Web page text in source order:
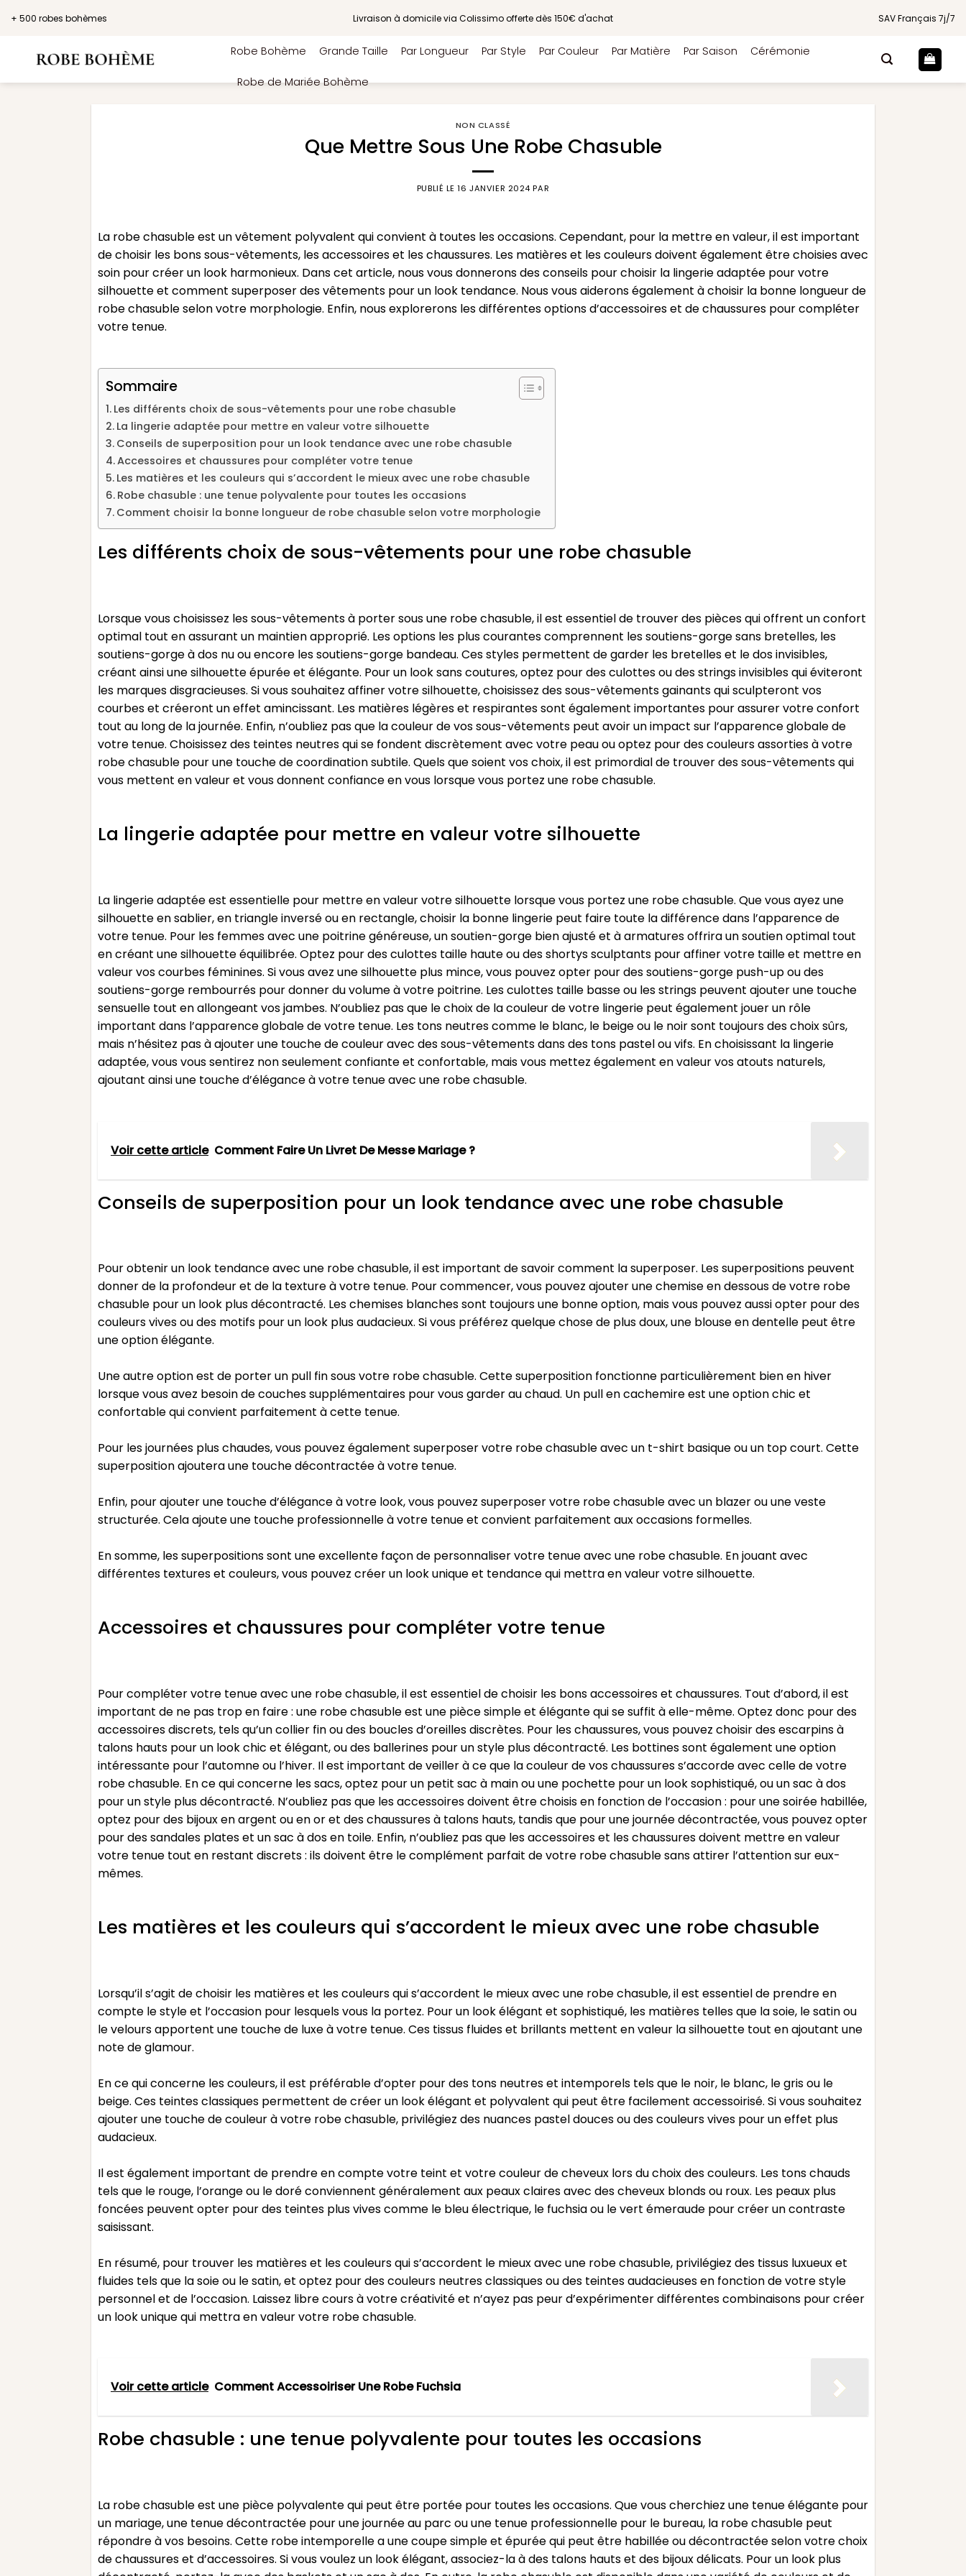
+ 500 robes bohèmes Livraison à domicile via Colissimo offerte dès 150€ d'achat SAV Français 7j/7
Robe Bohème Grande Taille Par Longueur Par Style Par Couleur Par Matière Par Saison Cérémonie
Robe de Mariée Bohème
NON CLASSÉ
Que Mettre Sous Une Robe Chasuble
PUBLIÉ LE16 JANVIER 2024 PAR
La robe chasuble est un vêtement polyvalent qui convient à toutes les occasions. Cependant, pour la mettre en valeur, il est important
de choisir les bons sous-vêtements, les accessoires et les chaussures. Les matières et les couleurs doivent également être choisies avec
soin pour créer un look harmonieux. Dans cet article, nous vous donnerons des conseils pour choisir la lingerie adaptée pour votre
silhouette et comment superposer des vêtements pour un look tendance. Nous vous aiderons également à choisir la bonne longueur de
robe chasuble selon votre morphologie. Enfin, nous explorerons les différentes options d’accessoires et de chaussures pour compléter
votre tenue.
Sommaire
Les différents choix de sous-vêtements pour une robe chasuble
La lingerie adaptée pour mettre en valeur votre silhouette
Conseils de superposition pour un look tendance avec une robe chasuble
Accessoires et chaussures pour compléter votre tenue
Les matières et les couleurs qui s’accordent le mieux avec une robe chasuble
Robe chasuble : une tenue polyvalente pour toutes les occasions
Comment choisir la bonne longueur de robe chasuble selon votre morphologie
Les différents choix de sous-vêtements pour une robe chasuble
Lorsque vous choisissez les sous-vêtements à porter sous une robe chasuble, il est essentiel de trouver des pièces qui offrent un confort
optimal tout en assurant un maintien approprié. Les options les plus courantes comprennent les soutiens-gorge sans bretelles, les
soutiens-gorge à dos nu ou encore les soutiens-gorge bandeau. Ces styles permettent de garder les bretelles et le dos invisibles,
créant ainsi une silhouette épurée et élégante. Pour un look sans coutures, optez pour des culottes ou des strings invisibles qui éviteront
les marques disgracieuses. Si vous souhaitez affiner votre silhouette, choisissez des sous-vêtements gainants qui sculpteront vos
courbes et créeront un effet amincissant. Les matières légères et respirantes sont également importantes pour assurer votre confort
tout au long de la journée. Enfin, n’oubliez pas que la couleur de vos sous-vêtements peut avoir un impact sur l’apparence globale de
votre tenue. Choisissez des teintes neutres qui se fondent discrètement avec votre peau ou optez pour des couleurs assorties à votre
robe chasuble pour une touche de coordination subtile. Quels que soient vos choix, il est primordial de trouver des sous-vêtements qui
vous mettent en valeur et vous donnent confiance en vous lorsque vous portez une robe chasuble.
La lingerie adaptée pour mettre en valeur votre silhouette
La lingerie adaptée est essentielle pour mettre en valeur votre silhouette lorsque vous portez une robe chasuble. Que vous ayez une
silhouette en sablier, en triangle inversé ou en rectangle, choisir la bonne lingerie peut faire toute la différence dans l’apparence de
votre tenue. Pour les femmes avec une poitrine généreuse, un soutien-gorge bien ajusté et à armatures offrira un soutien optimal tout
en créant une silhouette équilibrée. Optez pour des culottes taille haute ou des shortys sculptants pour affiner votre taille et mettre en
valeur vos courbes féminines. Si vous avez une silhouette plus mince, vous pouvez opter pour des soutiens-gorge push-up ou des
soutiens-gorge rembourrés pour donner du volume à votre poitrine. Les culottes taille basse ou les strings peuvent ajouter une touche
sensuelle tout en allongeant vos jambes. N’oubliez pas que le choix de la couleur de votre lingerie peut également jouer un rôle
important dans l’apparence globale de votre tenue. Les tons neutres comme le blanc, le beige ou le noir sont toujours des choix sûrs,
mais n’hésitez pas à ajouter une touche de couleur avec des sous-vêtements dans des tons pastel ou vifs. En choisissant la lingerie
adaptée, vous vous sentirez non seulement confiante et confortable, mais vous mettez également en valeur vos atouts naturels,
ajoutant ainsi une touche d’élégance à votre tenue avec une robe chasuble.
Voir cette article Comment Faire Un Livret De Messe Mariage ?
Conseils de superposition pour un look tendance avec une robe chasuble
Pour obtenir un look tendance avec une robe chasuble, il est important de savoir comment la superposer. Les superpositions peuvent
donner de la profondeur et de la texture à votre tenue. Pour commencer, vous pouvez ajouter une chemise en dessous de votre robe
chasuble pour un look plus décontracté. Les chemises blanches sont toujours une bonne option, mais vous pouvez aussi opter pour des
couleurs vives ou des motifs pour un look plus audacieux. Si vous préférez quelque chose de plus doux, une blouse en dentelle peut être
une option élégante.
Une autre option est de porter un pull fin sous votre robe chasuble. Cette superposition fonctionne particulièrement bien en hiver
lorsque vous avez besoin de couches supplémentaires pour vous garder au chaud. Un pull en cachemire est une option chic et
confortable qui convient parfaitement à cette tenue.
Pour les journées plus chaudes, vous pouvez également superposer votre robe chasuble avec un t-shirt basique ou un top court. Cette
superposition ajoutera une touche décontractée à votre tenue.
Enfin, pour ajouter une touche d’élégance à votre look, vous pouvez superposer votre robe chasuble avec un blazer ou une veste
structurée. Cela ajoute une touche professionnelle à votre tenue et convient parfaitement aux occasions formelles.
En somme, les superpositions sont une excellente façon de personnaliser votre tenue avec une robe chasuble. En jouant avec
différentes textures et couleurs, vous pouvez créer un look unique et tendance qui mettra en valeur votre silhouette.
Accessoires et chaussures pour compléter votre tenue
Pour compléter votre tenue avec une robe chasuble, il est essentiel de choisir les bons accessoires et chaussures. Tout d’abord, il est
important de ne pas trop en faire : une robe chasuble est une pièce simple et élégante qui se suffit à elle-même. Optez donc pour des
accessoires discrets, tels qu’un collier fin ou des boucles d’oreilles discrètes. Pour les chaussures, vous pouvez choisir des escarpins à
talons hauts pour un look chic et élégant, ou des ballerines pour un style plus décontracté. Les bottines sont également une option
intéressante pour l’automne ou l’hiver. Il est important de veiller à ce que la couleur de vos chaussures s’accorde avec celle de votre
robe chasuble. En ce qui concerne les sacs, optez pour un petit sac à main ou une pochette pour un look sophistiqué, ou un sac à dos
pour un style plus décontracté. N’oubliez pas que les accessoires doivent être choisis en fonction de l’occasion : pour une soirée habillée,
optez pour des bijoux en argent ou en or et des chaussures à talons hauts, tandis que pour une journée décontractée, vous pouvez opter
pour des sandales plates et un sac à dos en toile. Enfin, n’oubliez pas que les accessoires et les chaussures doivent mettre en valeur
votre tenue tout en restant discrets : ils doivent être le complément parfait de votre robe chasuble sans attirer l’attention sur eux-
mêmes.
Les matières et les couleurs qui s’accordent le mieux avec une robe chasuble
Lorsqu’il s’agit de choisir les matières et les couleurs qui s’accordent le mieux avec une robe chasuble, il est essentiel de prendre en
compte le style et l’occasion pour lesquels vous la portez. Pour un look élégant et sophistiqué, les matières telles que la soie, le satin ou
le velours apportent une touche de luxe à votre tenue. Ces tissus fluides et brillants mettent en valeur la silhouette tout en ajoutant une
note de glamour.
En ce qui concerne les couleurs, il est préférable d’opter pour des tons neutres et intemporels tels que le noir, le blanc, le gris ou le
beige. Ces teintes classiques permettent de créer un look élégant et polyvalent qui peut être facilement accessoirisé. Si vous souhaitez
ajouter une touche de couleur à votre robe chasuble, privilégiez des nuances pastel douces ou des couleurs vives pour un effet plus
audacieux.
Il est également important de prendre en compte votre teint et votre couleur de cheveux lors du choix des couleurs. Les tons chauds
tels que le rouge, l’orange ou le doré conviennent généralement aux peaux claires avec des cheveux blonds ou roux. Les peaux plus
foncées peuvent opter pour des teintes plus vives comme le bleu électrique, le fuchsia ou le vert émeraude pour créer un contraste
saisissant.
En résumé, pour trouver les matières et les couleurs qui s’accordent le mieux avec une robe chasuble, privilégiez des tissus luxueux et
fluides tels que la soie ou le satin, et optez pour des couleurs neutres classiques ou des teintes audacieuses en fonction de votre style
personnel et de l’occasion. Laissez libre cours à votre créativité et n’ayez pas peur d’expérimenter différentes combinaisons pour créer
un look unique qui mettra en valeur votre robe chasuble.
Voir cette article Comment Accessoiriser Une Robe Fuchsia
Robe chasuble : une tenue polyvalente pour toutes les occasions
La robe chasuble est une pièce polyvalente qui peut être portée pour toutes les occasions. Que vous cherchiez une tenue élégante pour
un mariage, une tenue décontractée pour une journée au parc ou une tenue professionnelle pour le bureau, la robe chasuble peut
répondre à vos besoins. Cette robe intemporelle a une coupe simple et épurée qui peut être habillée ou décontractée selon votre choix
de chaussures et d’accessoires. Si vous voulez un look élégant, associez-la à des talons hauts et des bijoux délicats. Pour un look plus